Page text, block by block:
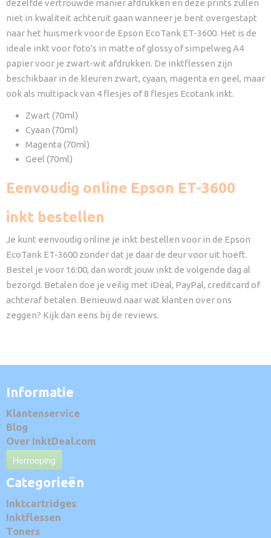
dezelfde vertrouwde manier afdrukken en deze prints zullen
niet in kwaliteit achteruit gaan wanneer je bent overgestapt
naar het huismerk voor de Epson EcoTank ET-3600. Het is de
ideale inkt voor foto's in matte of glossy of simpelweg A4
papier voor je zwart-wit afdrukken. De inktflessen zijn
beschikbaar in de kleuren zwart, cyaan, magenta en geel, maar
ook als multipack van 4 flesjes of 8 flesjes Ecotank inkt.
Zwart (70ml)
Cyaan (70ml)
Magenta (70ml)
Geel (70ml)
Eenvoudig online Epson ET-3600
inkt bestellen
Je kunt eenvoudig online je inkt bestellen voor in de Epson
EcoTank ET-3600 zonder dat je daar de deur voor uit hoeft.
Bestel je voor 16:00, dan wordt jouw inkt de volgende dag al
bezorgd. Betalen doe je veilig met iDeal, PayPal, creditcard of
achteraf betalen. Benieuwd naar wat klanten over ons
zeggen? Kijk dan eens bij de reviews.
Informatie
Klantenservice
Blog
Over InktDeal.com
Herroeping
Categorieën
Inktcartridges
Inktflessen
Toners